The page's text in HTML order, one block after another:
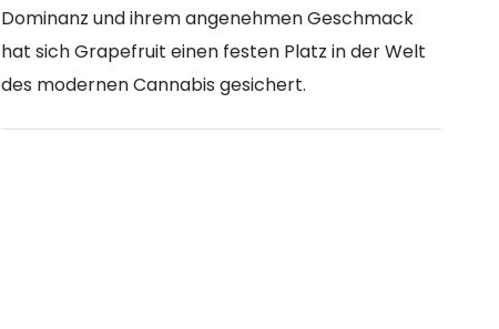
Dominanz und ihrem angenehmen Geschmack
hat sich Grapefruit einen festen Platz in der Welt
des modernen Cannabis gesichert.